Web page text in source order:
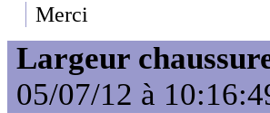
Merci
Largeur
05/07/12 à